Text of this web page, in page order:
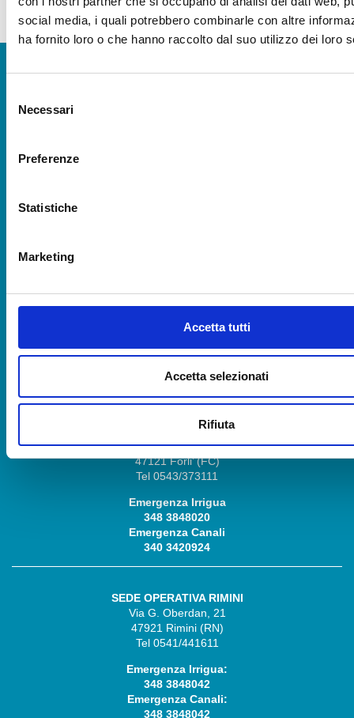
social media, i quali potrebbero combinarle con altre
ha fornito loro o che hanno raccolto dal suo utilizzo dei loro
delNecessari
Preferenze
Statistiche
Marketing
Accetta tutti
Accetta selezionati
Rifiuta
48121 Ravenna (RA)
Tel 0544/249811
Emergenza Irrigua
348 3848030
348 3848028
SEDE OPERATIVA FORLÌ
Via P. Bonoli, 11
47121 Forli’ (FC)
Tel 0543/373111
Emergenza Irrigua
348 3848020
Emergenza Canali
340 3420924
SEDE OPERATIVA RIMINI
Via G. Oberdan, 21
47921 Rimini (RN)
Tel 0541/441611
Emergenza Irrigua:
348 3848042
Emergenza Canali:
348 3848042